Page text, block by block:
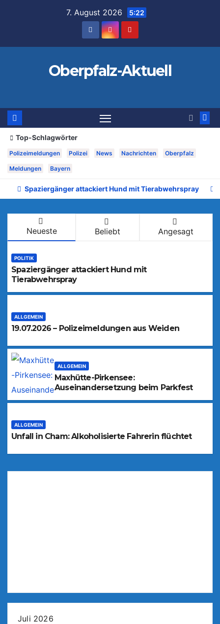
7. August 2026 5:22
Oberpfalz-Aktuell
Top-Schlagwörter
Polizeimeldungen Polizei News Nachrichten Oberpfalz
Meldungen Bayern
Spaziergänger attackiert Hund mit Tierabwehrspray
Neueste Beliebt Angesagt
POLITIK
Spaziergänger attackiert Hund mit
Tierabwehrspray
ALLGEMEIN
19.07.2026 – Polizeimeldungen aus Weiden
ALLGEMEIN
Maxhütte-Pirkensee:
Auseinandersetzung beim Parkfest
ALLGEMEIN
Unfall in Cham: Alkoholisierte Fahrerin flüchtet
Juli 2026